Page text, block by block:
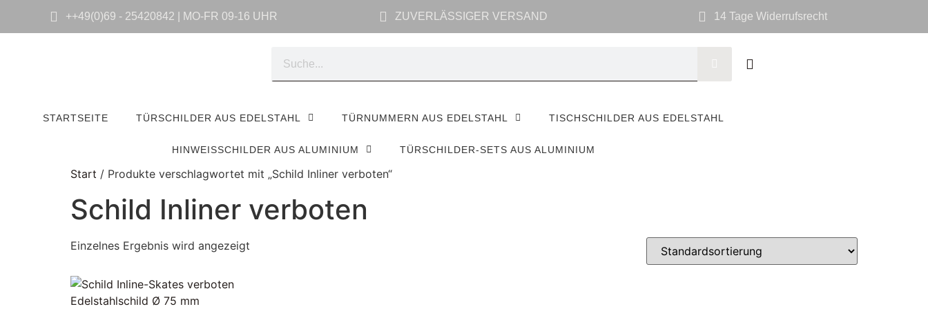
++49(0)69 - 25420842 | MO-FR 09-16 UHR ZUVERLÄSSIGER VERSAND 14 Tage Widerrufsrecht
STARTSEITE TÜRSCHILDER AUS EDELSTAHL TÜRNUMMERN AUS EDELSTAHL TISCHSCHILDER AUS EDELSTAHL
HINWEISSCHILDER AUS ALUMINIUM TÜRSCHILDER-SETS AUS ALUMINIUM
Start / Produkte verschlagwortet mit „Schild Inliner verboten“
Schild Inliner verboten
Einzelnes Ergebnis wird angezeigt